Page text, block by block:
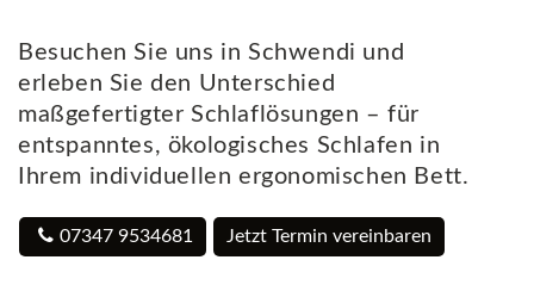
Besuchen Sie uns in Schwendi und
erleben Sie den Unterschied
maßgefertigter Schlaflösungen – für
entspanntes, ökologisches Schlafen in
Ihrem individuellen ergonomischen Bett.
07347 9534681 Jetzt Termin vereinbaren